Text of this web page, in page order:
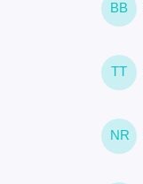
BB
TT
NR